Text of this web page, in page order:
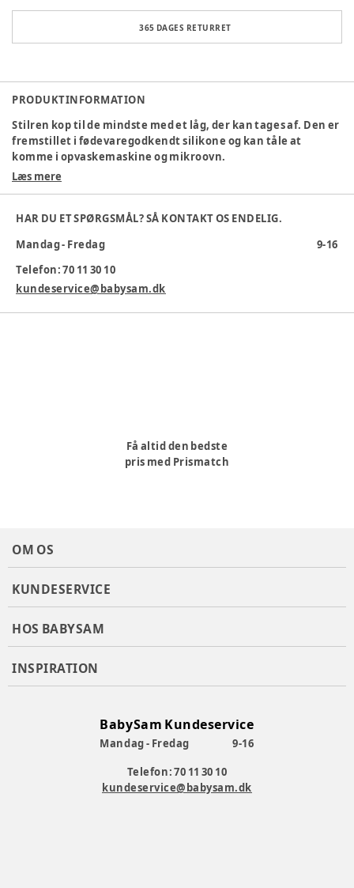
365 DAGES RETURRET
PRODUKTINFORMATION
Stilren kop til de mindste med et låg, der kan tages af. Den er
fremstillet i fødevaregodkendt silikone og kan tåle at
komme i opvaskemaskine og mikroovn.
Materiale
Læs mere
HAR DU ET SPØRGSMÅL? SÅ KONTAKT OS ENDELIG.
Mandag - Fredag
9-16
Telefon: 70 11 30 10
kundeservice@babysam.dk
Få altid den bedste
pris med Prismatch
OM OS
KUNDESERVICE
HOS BABYSAM
INSPIRATION
BabySam Kundeservice
Mandag - Fredag
9-16
Telefon: 70 11 30 10
kundeservice@babysam.dk